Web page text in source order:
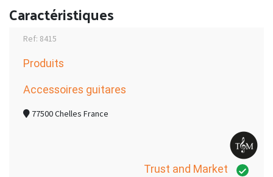
Caractéristiques
Ref: 8415
Produits
Accessoires guitares
77500 Chelles France
Trust and Market